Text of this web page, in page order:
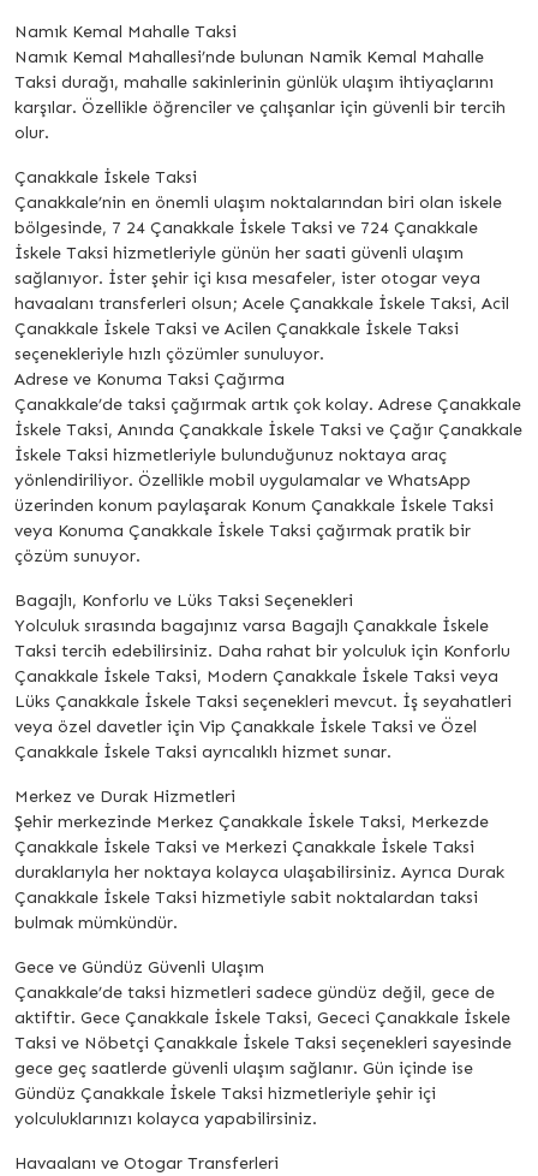
Namık Kemal Mahalle Taksi
Namık Kemal Mahallesi’nde bulunan Namik Kemal Mahalle
Taksi durağı, mahalle sakinlerinin günlük ulaşım ihtiyaçlarını
karşılar. Özellikle öğrenciler ve çalışanlar için güvenli bir tercih
olur.
Çanakkale İskele Taksi
Çanakkale’nin en önemli ulaşım noktalarından biri olan iskele
bölgesinde, 7 24 Çanakkale İskele Taksi ve 724 Çanakkale
İskele Taksi hizmetleriyle günün her saati güvenli ulaşım
sağlanıyor. İster şehir içi kısa mesafeler, ister otogar veya
havaalanı transferleri olsun; Acele Çanakkale İskele Taksi, Acil
Çanakkale İskele Taksi ve Acilen Çanakkale İskele Taksi
seçenekleriyle hızlı çözümler sunuluyor.
Adrese ve Konuma Taksi Çağırma
Çanakkale’de taksi çağırmak artık çok kolay. Adrese Çanakkale
İskele Taksi, Anında Çanakkale İskele Taksi ve Çağır Çanakkale
İskele Taksi hizmetleriyle bulunduğunuz noktaya araç
yönlendiriliyor. Özellikle mobil uygulamalar ve WhatsApp
üzerinden konum paylaşarak Konum Çanakkale İskele Taksi
veya Konuma Çanakkale İskele Taksi çağırmak pratik bir
çözüm sunuyor.
Bagajlı, Konforlu ve Lüks Taksi Seçenekleri
Yolculuk sırasında bagajınız varsa Bagajlı Çanakkale İskele
Taksi tercih edebilirsiniz. Daha rahat bir yolculuk için Konforlu
Çanakkale İskele Taksi, Modern Çanakkale İskele Taksi veya
Lüks Çanakkale İskele Taksi seçenekleri mevcut. İş seyahatleri
veya özel davetler için Vip Çanakkale İskele Taksi ve Özel
Çanakkale İskele Taksi ayrıcalıklı hizmet sunar.
Merkez ve Durak Hizmetleri
Şehir merkezinde Merkez Çanakkale İskele Taksi, Merkezde
Çanakkale İskele Taksi ve Merkezi Çanakkale İskele Taksi
duraklarıyla her noktaya kolayca ulaşabilirsiniz. Ayrıca Durak
Çanakkale İskele Taksi hizmetiyle sabit noktalardan taksi
bulmak mümkündür.
Gece ve Gündüz Güvenli Ulaşım
Çanakkale’de taksi hizmetleri sadece gündüz değil, gece de
aktiftir. Gece Çanakkale İskele Taksi, Gececi Çanakkale İskele
Taksi ve Nöbetçi Çanakkale İskele Taksi seçenekleri sayesinde
gece geç saatlerde güvenli ulaşım sağlanır. Gün içinde ise
Gündüz Çanakkale İskele Taksi hizmetleriyle şehir içi
yolculuklarınızı kolayca yapabilirsiniz.
Havaalanı ve Otogar Transferleri